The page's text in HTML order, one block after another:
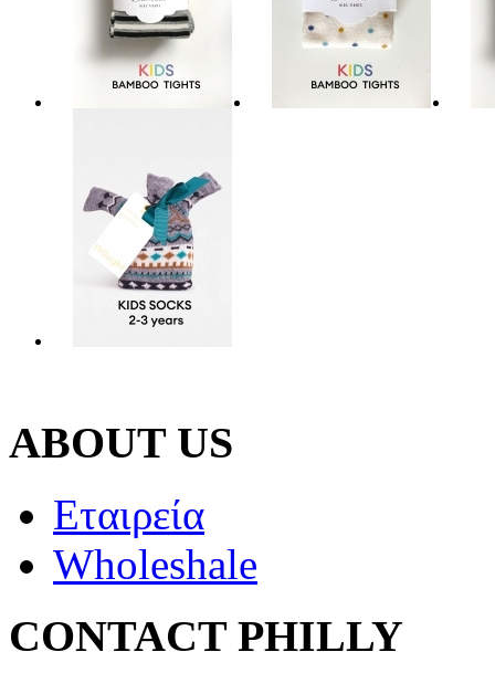
ABOUT US
Εταιρεία
Wholeshale
CONTACT PHILLY